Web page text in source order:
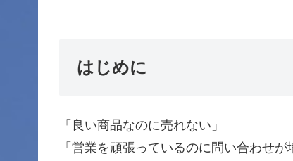
はじめに
「良い商品なのに売れない」
「営業を頑張っているのに問い合わせが